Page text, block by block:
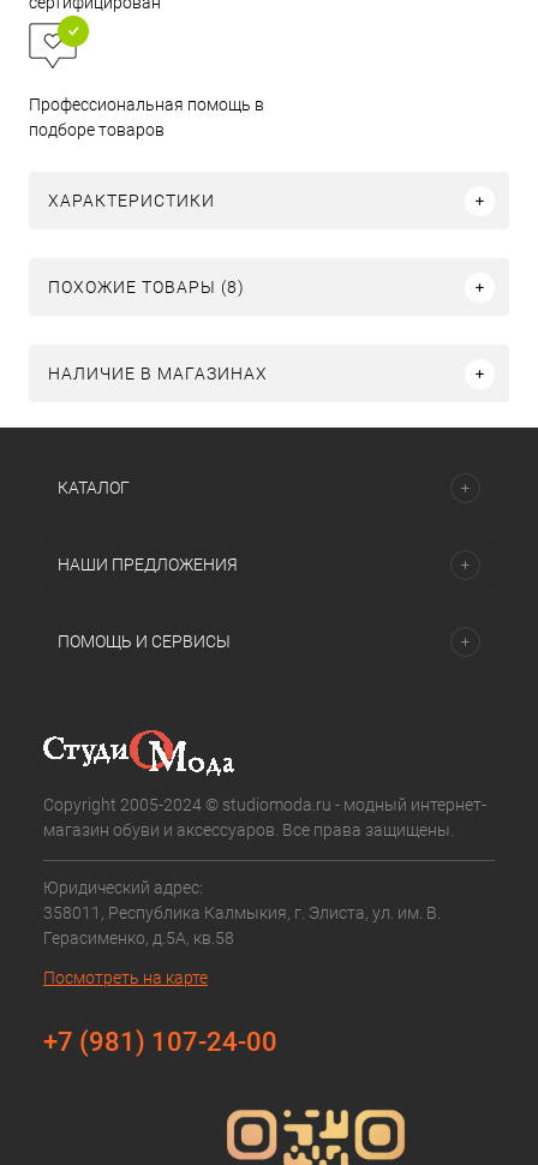
Профессиональная помощь в
подборе товаров
ХАРАКТЕРИСТИКИ
ПОХОЖИЕ ТОВАРЫ (8)
НАЛИЧИЕ В МАГАЗИНАХ
КАТАЛОГ
НАШИ ПРЕДЛОЖЕНИЯ
ПОМОЩЬ И СЕРВИСЫ
Copyright 2005-2024 © studiomoda.ru - модный интернет-
магазин обуви и аксессуаров. Все права защищены.
Юридический адрес:
358011, Республика Калмыкия, г. Элиста, ул. им. В.
Герасименко, д.5А, кв.58
Посмотреть на карте
+7 (981) 107-24-00